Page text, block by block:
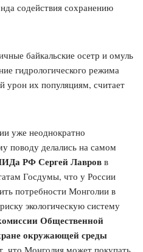
содействия сохранению
байкальские осетр и омуль
гидрологического режима
урон их популяциям, считает
уже неоднократно
поводу делались на самом
РФ Сергей Лавров в
Госдумы, что у России
потребности Монголии в
экологическую систему
Общественной
окружающей среды